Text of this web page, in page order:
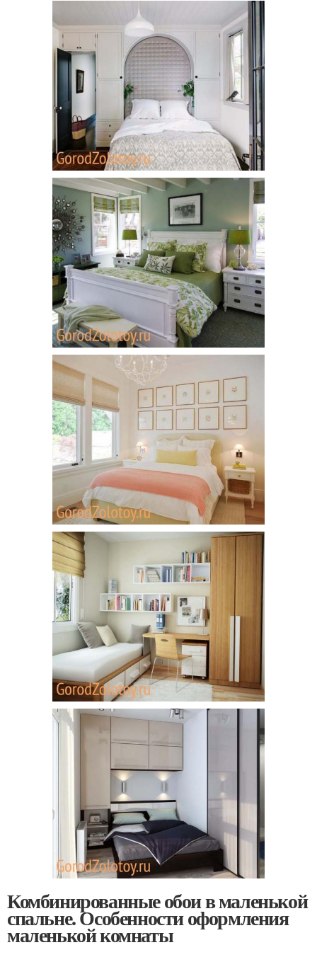
Комбинированные обои в маленькой
спальне. Особенности оформления
маленькой комнаты